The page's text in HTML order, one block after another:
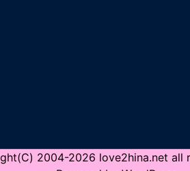
2004-2026 love2hina.net all